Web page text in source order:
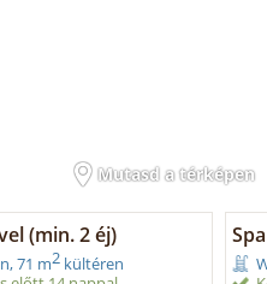
Mutasd a térképen
(min. 2 éj)
71 m2 kültéren